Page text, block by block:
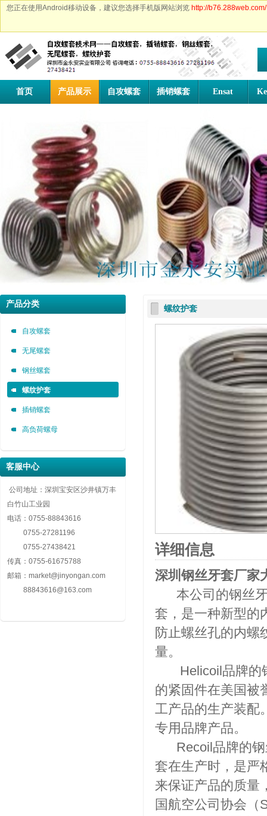
您正在使用Android移动设备，建议您选择手机版网站浏览 http://b76.288web.com/
首页 产品展示 自攻螺套 插销螺套 Ensat
深圳市金永安装实业有限公司 0755-88843616
自攻螺套，无尾螺套，钢丝螺套，插销螺套厂家深圳市金永安装实业有限公司 0755-
深圳市金永安装实业有限公司 0755-88843616
自攻螺套，无尾螺套，钢丝螺套，插销螺套厂家深圳市金永安装实业有限公司 0755-
深圳市金永安装实业有限公司 0755-88843616
自攻螺套，无尾螺套，钢丝螺套，插销螺套厂家深圳市金永安装实业有限公司 0755-
产品分类
自攻螺套
无尾螺套
钢丝螺套
螺纹护套
插销螺套
高负荷螺母
客服中心
公司地址：深圳宝安区沙井镇万丰
白竹山工业园
电话： 0755-88843616
0755-27281196
0755-27438421
传真： 0755-61675788
邮箱： market@jinyongan.com
88843616@163.com
螺纹护套
详细信息
深圳钢丝牙套厂家
本公司的钢丝牙
套，是一种新型的
防止螺丝孔的内螺
量。
Helicoil品牌的钢
的紧固件在美国被
工产品的生产装配
专用品牌产品。
Recoil品牌的钢
套在生产时，是严
来保证产品的质量
国航空公司协会（